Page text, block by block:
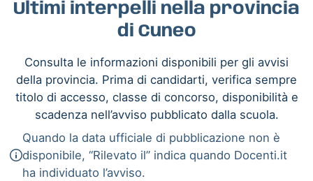
Ultimi interpelli nella provincia
di Cuneo
Consulta le informazioni disponibili per gli avvisi
della provincia. Prima di candidarti, verifica sempre
titolo di accesso, classe di concorso, disponibilità e
scadenza nell’avviso pubblicato dalla scuola.
Quando la data ufficiale di pubblicazione non è
disponibile, “Rilevato il” indica quando Docenti.it
ha individuato l’avviso.